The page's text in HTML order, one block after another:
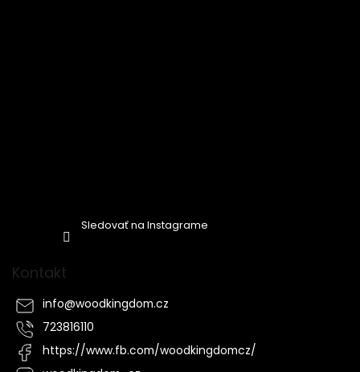
Sledovať na Instagrame
Kontakt
info@woodkingdom.cz
723816110
https://www.fb.com/woodkingdomcz/